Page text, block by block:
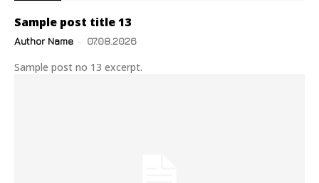
Sample post title 13
Author Name - 07.08.2026
Sample post no 13 excerpt.